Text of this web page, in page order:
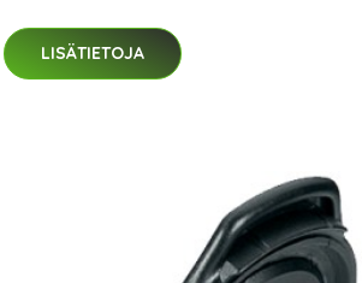
LISÄTIETOJA